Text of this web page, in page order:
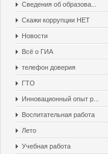
Сведения об образова...
Скажи коррупции НЕТ
Новости
Всё о ГИА
телефон доверия
ГТО
Инновационный опыт р...
Воспитательная работа
Лето
Учебная работа